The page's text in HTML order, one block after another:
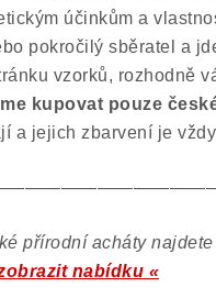
účinkům a
pokročilý sběratel a
vzorků, rozhodně
kupovat pouze
a jejich zbarvení je
přírodní acháty
nabídku «